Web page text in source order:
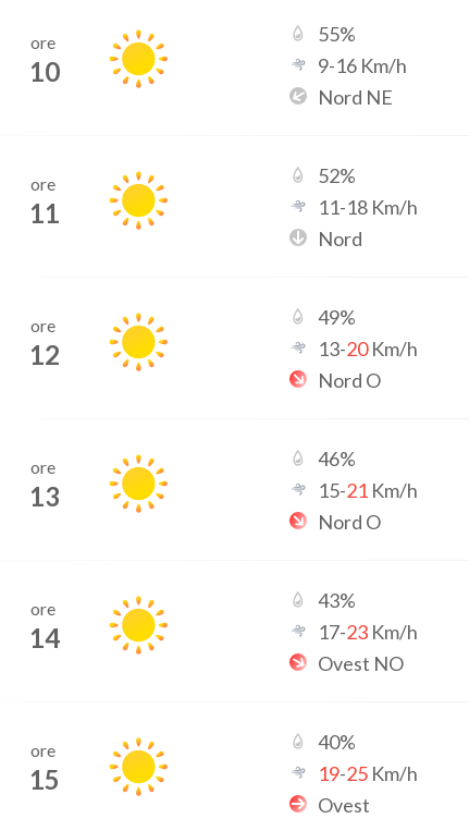
ore
10
55%
9-16 Km/h
Nord NE
ore
11
52%
11-18 Km/h
Nord
ore
12
49%
13-20Km/h
Nord O
ore
13
46%
15-21 Km/h
Nord O
ore
14
43%
17-23 Km/h
Ovest NO
ore
15
40%
19-25 Km/h
Ovest